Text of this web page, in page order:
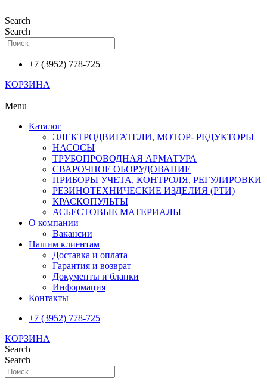
к
содержимому
Search
Search
+7 (3952) 778-725
КОРЗИНА
Menu
Каталог
ЭЛЕКТРОДВИГАТЕЛИ, МОТОР- РЕДУКТОРЫ
НАСОСЫ
ТРУБОПРОВОДНАЯ АРМАТУРА
СВАРОЧНОЕ ОБОРУДОВАНИЕ
ПРИБОРЫ УЧЕТА, КОНТРОЛЯ, РЕГУЛИРОВКИ
РЕЗИНОТЕХНИЧЕСКИЕ ИЗДЕЛИЯ (РТИ)
КРАСКОПУЛЬТЫ
АСБЕСТОВЫЕ МАТЕРИАЛЫ
О компании
Вакансии
Нашим клиентам
Доставка и оплата
Гарантия и возврат
Документы и бланки
Информация
Контакты
+7 (3952) 778-725
КОРЗИНА
Search
Search